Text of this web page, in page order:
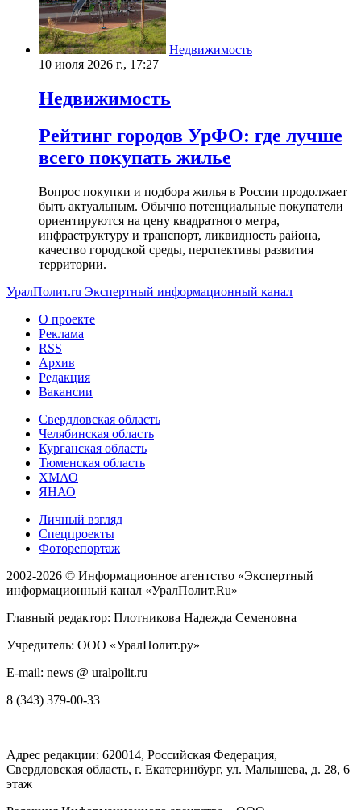
Недвижимость
10 июля 2026 г., 17:27
Недвижимость
Рейтинг городов УрФО: где лучше
всего покупать жилье
Вопрос покупки и подбора жилья в России продолжает
быть актуальным. Обычно потенциальные покупатели
ориентируются на цену квадратного метра,
инфраструктуру и транспорт, ликвидность района,
качество городской среды, перспективы развития
территории.
УралПолит.ru Экспертный информационный канал
О проекте
Реклама
RSS
Архив
Редакция
Вакансии
Свердловская область
Челябинская область
Курганская область
Тюменская область
ХМАО
ЯНАО
Личный взгляд
Спецпроекты
Фоторепортаж
2002-2026 © Информационное агентство «Экспертный
информационный канал «УралПолит.Ru»
Главный редактор: Плотникова Надежда Семеновна
Учредитель: ООО «УралПолит.ру»
E-mail: news @ uralpolit.ru
8 (343) 379-00-33
Адрес редакции: 620014, Российская Федерация,
Свердловская область, г. Екатеринбург, ул. Малышева, д. 28, 6
этаж